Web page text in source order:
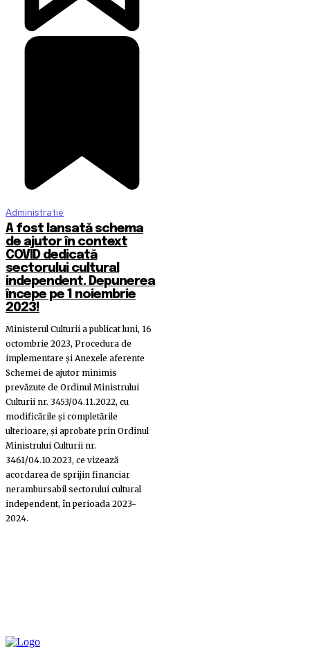
Administratie
A fost lansată schema
de ajutor în context
COVID dedicată
sectorului cultural
independent. Depunerea
începe pe 1 noiembrie
2023!
Ministerul Culturii a publicat luni, 16
octombrie 2023, Procedura de
implementare și Anexele aferente
Schemei de ajutor minimis
prevăzute de Ordinul Ministrului
Culturii nr. 3453/04.11.2022, cu
modificările și completările
ulterioare, și aprobate prin Ordinul
Ministrului Culturii nr.
3461/04.10.2023, ce vizează
acordarea de sprijin financiar
nerambursabil sectorului cultural
independent, în perioada 2023-
2024.